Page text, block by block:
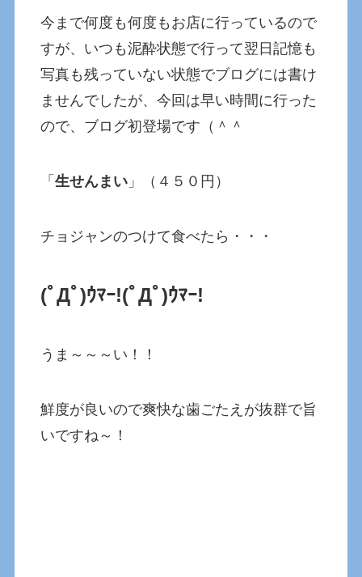
今まで何度も何度もお店に行っているので
すが、いつも泥酔状態で行って翌日記憶も
写真も残っていない状態でブログには書け
ませんでしたが、今回は早い時間に行った
ので、ブログ初登場です（＾＾
「生せんまい 」（４５０円）
チョジャンのつけて食べたら・・・
(ﾟДﾟ)ｳﾏｰ!(ﾟДﾟ)ｳﾏｰ!
うま～～～い！！
鮮度が良いので爽快な歯ごたえが抜群で旨
いですね～！